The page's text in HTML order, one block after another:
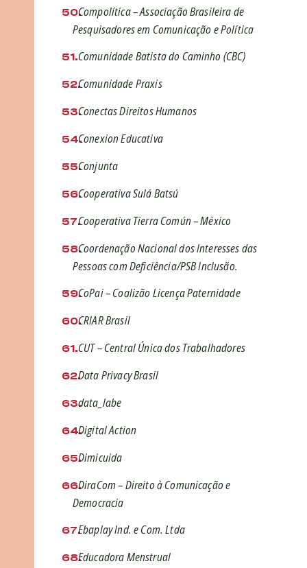
Compolítica – Associação Brasileira de
Pesquisadores em Comunicação e Política
Comunidade Batista do Caminho (CBC)
Comunidade Praxis
Conectas Direitos Humanos
Conexion Educativa
Conjunta
Cooperativa Sulá Batsú
Cooperativa Tierra Común – México
Coordenação Nacional dos Interesses das
Pessoas com Deficiência/PSB Inclusão.
CoPai – Coalizão Licença Paternidade
CRIAR Brasil
CUT – Central Única dos Trabalhadores
Data Privacy Brasil
data_labe
Digital Action
Dimicuida
DiraCom – Direito à Comunicação e
Democracia
Ebaplay Ind. e Com. Ltda
Educadora Menstrual